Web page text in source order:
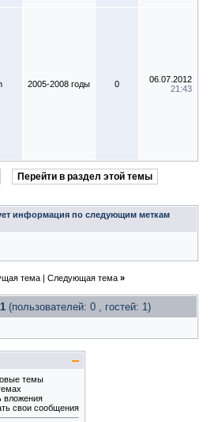
2005-2008 годы 0
06.07.2012
21:43
Перейти в раздел этой темы
информация по следующим меткам
тема| Следующая тема »
(пользователей: 0 , гостей: 1)
темы
вложения
свои сообщения